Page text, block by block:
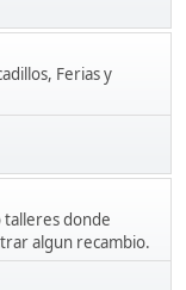
Ferias y
talleres donde
algun recambio.